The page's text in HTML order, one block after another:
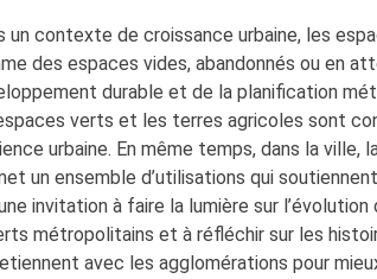
un contexte de croissance urbaine, les
des espaces vides, abandonnés ou en
durable et de la planification
verts et les terres agricoles sont
urbaine. En même temps, dans la
un ensemble d’utilisations qui
invitation à faire la lumière sur
métropolitains et à réfléchir sur les
avec les agglomérations pour